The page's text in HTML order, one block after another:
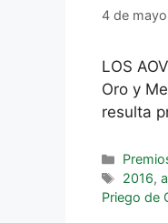
4 de
LOS
Oro y
resulta
2016,
Priego de